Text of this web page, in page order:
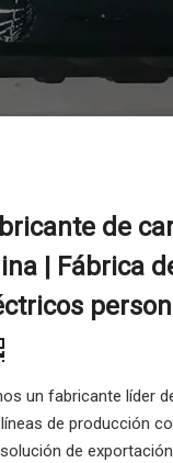
de
| Fábrica
un fabricante líder
de producción
de